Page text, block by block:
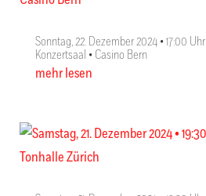
Sonntag, 22. Dezember 2024 • 17:00 Uhr
Konzertsaal • Casino Bern
mehr lesen